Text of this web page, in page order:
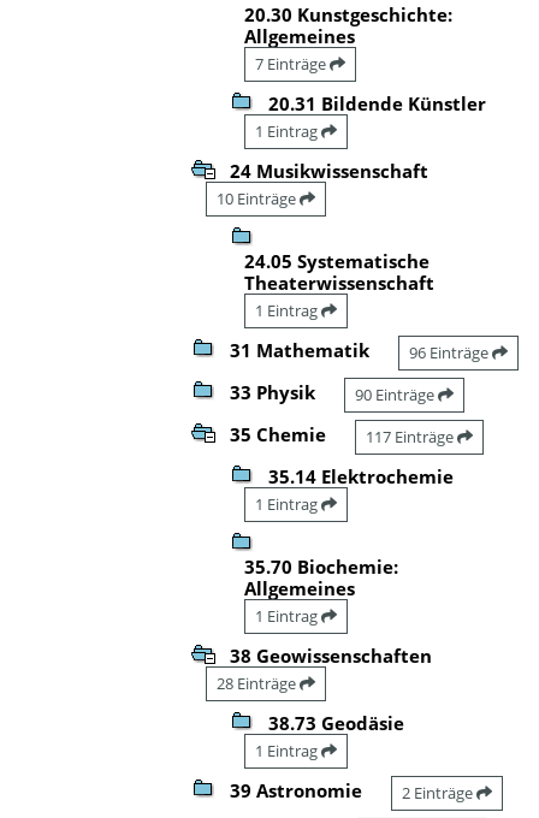
20.30 Kunstgeschichte:
Allgemeines
7 Einträge
20.31 Bildende Künstler
1 Eintrag
24 Musikwissenschaft
10 Einträge
24.05 Systematische
Theaterwissenschaft
1 Eintrag
31 Mathematik 96 Einträge
33 Physik 90 Einträge
35 Chemie 117 Einträge
35.14 Elektrochemie
1 Eintrag
35.70 Biochemie:
Allgemeines
1 Eintrag
38 Geowissenschaften
28 Einträge
38.73 Geodäsie
1 Eintrag
39 Astronomie 2 Einträge